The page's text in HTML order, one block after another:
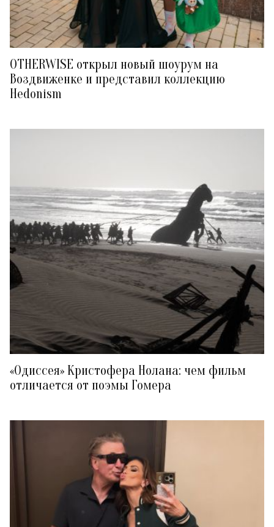
OTHERWISE открыл новый шоурум на
Воздвиженке и представил коллекцию
Hedonism
«Одиссея» Кристофера Нолана: чем фильм
отличается от поэмы Гомера